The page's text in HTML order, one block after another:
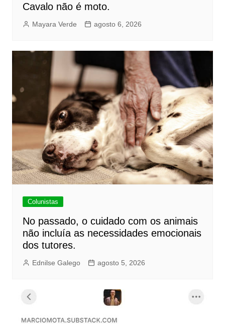
Cavalo não é moto.
Mayara Verde agosto 6, 2026
Colunistas
No passado, o cuidado com os animais
não incluía as necessidades emocionais
dos tutores.
Ednilse Galego agosto 5, 2026